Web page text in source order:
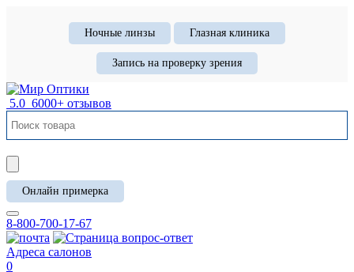
Ночные линзы Глазная клиника
Запись на проверку зрения
5.0 6000+ отзывов
Онлайн примерка
8-800-700-17-67
Адреса салонов
0